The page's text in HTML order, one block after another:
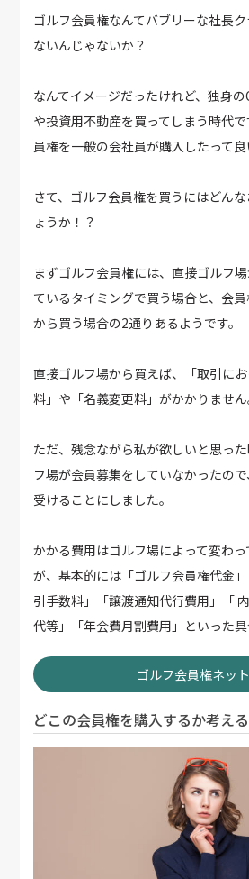
ゴルフ会員権なんてバブリーな社長
ないんじゃないか？
なんてイメージだったけれど、独身
や投資用不動産を買ってしまう時代
員権を一般の会社員が購入したって良
さて、ゴルフ会員権を買うにはどん
ょうか！？
まずゴルフ会員権には、直接ゴルフ
ているタイミングで買う場合と、会
から買う場合の2通りあるようです。
直接ゴルフ場から買えば、「取引に
料」や「名義変更料」がかかりません
ただ、残念ながら私が欲しいと思っ
フ場が会員募集をしていなかったの
受けることにしました。
かかる費用はゴルフ場によって変わ
が、基本的には「ゴルフ会員権代金
引手数料」「譲渡通知代行費用」「
代等」「年会費月割費用」といった具
ゴルフ会員権ネット
どこの会員権を購入するか考える